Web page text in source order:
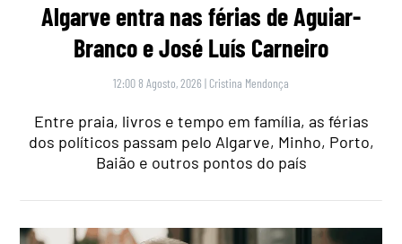
Algarve entra nas férias de Aguiar-
Branco e José Luís Carneiro
12:00 8 Agosto, 2026 | Cristina Mendonça
Entre praia, livros e tempo em família, as férias
dos políticos passam pelo Algarve, Minho, Porto,
Baião e outros pontos do país